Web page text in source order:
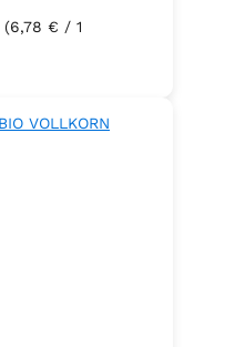
(6,78 € / 1